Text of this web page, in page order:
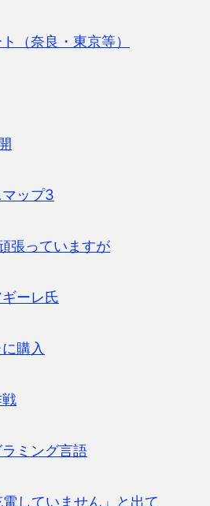
（奈良・東京等）
ップ3
張っていますが
ーレ氏
購入
ミング言語
していません」と出て